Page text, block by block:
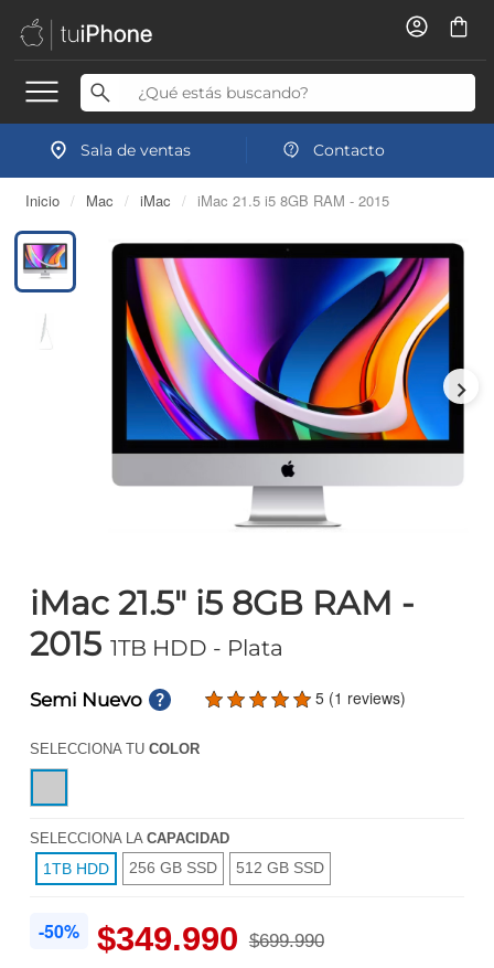
Sala de ventas Contacto
Inicio / Mac / iMac / iMac 21.5 i5 8GB RAM - 2015
iMac 21.5" i5 8GB RAM -
2015 1TB HDD - Plata
Semi Nuevo 5 (1 reviews)
SELECCIONA TU COLOR
SELECCIONA LA CAPACIDAD
1TB HDD 256 GB SSD 512 GB SSD
-50% $349.990 $699.990